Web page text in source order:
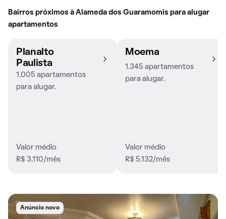
Bairros próximos à Alameda dos Guaramomis para alugar
apartamentos
Planalto
Paulista
1.005 apartamentos
para alugar.
Valor médio
R$ 3.110/mês
Moema
1.345 apartamentos
para alugar.
Valor médio
R$ 5.132/mês
Anúncio novo